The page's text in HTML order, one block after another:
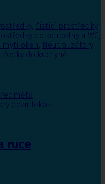
, Čistící prostředky
do koupelny a WC,
mytí oken, Neutralizátory
do kuchyně
dezinfekce
ruce